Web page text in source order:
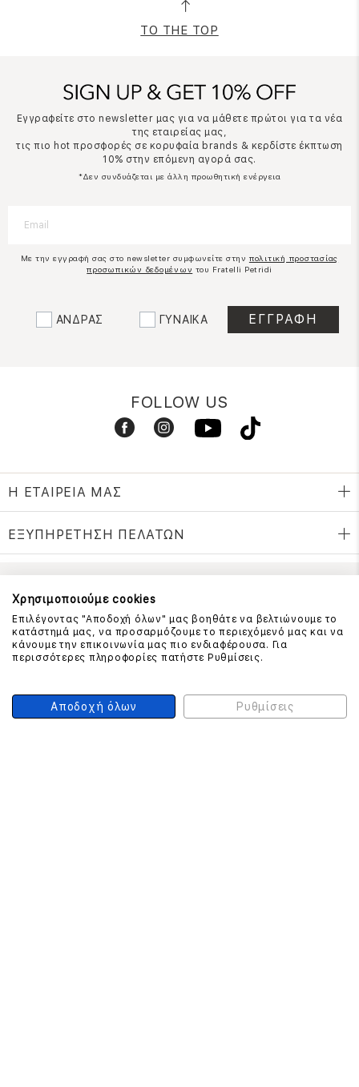
TO THE TOP
Εγγραφείτε στο newsletter μας για να μάθετε πρώτοι για τα νέα
της εταιρείας μας,
τις πιο hot προσφορές σε κορυφαία brands & κερδίστε έκπτωση
10% στην επόμενη αγορά σας.
*Δεν συνδυάζεται με άλλη προωθητική ενέργεια
Με την εγγραφή σας στο newsletter συμφωνείτε στην πολιτική προστασίας
προσωπικών δεδομένων του Fratelli Petridi
ΑΝΔΡΑΣ ΓΥΝΑΙΚΑ
FOLLOW US
Η ΕΤΑΙΡΕΙΑ ΜΑΣ
ΕΞΥΠΗΡΕΤΗΣΗ ΠΕΛΑΤΩΝ
ΕΠΙΚΟΙΝΩΝΗΣΤΕ ΜΑΖΙ ΜΑΣ
210 999 4510
(Χρεώση μια αστική μονάδα από σταθερό)
ΑΣΦΑΛΕΙΑ ΣΥΝΑΛΛΑΓΩΝ
Χρησιμοποιούμε cookies
Επιλέγοντας "Αποδοχή όλων" μας βοηθάτε να βελτιώνουμε το
κατάστημά μας, να προσαρμόζουμε το περιεχόμενό μας και να
κάνουμε την επικοινωνία μας πιο ενδιαφέρουσα. Για
περισσότερες πληροφορίες πατήστε Ρυθμίσεις.
Αποδοχή όλων Ρυθμίσεις